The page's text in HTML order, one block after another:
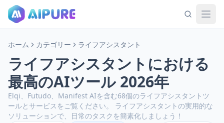
ホーム カテゴリー ライフアシスタント
ライフアシスタントにおける
最高のAIツール 2026年
Elqi、Futudo、Manifest AIを含む68個のライフアシスタントツ
ールとサービスをご覧ください。
ライフアシスタントの実用的な
ソリューションで、日常のタスクを簡素化しましょう！